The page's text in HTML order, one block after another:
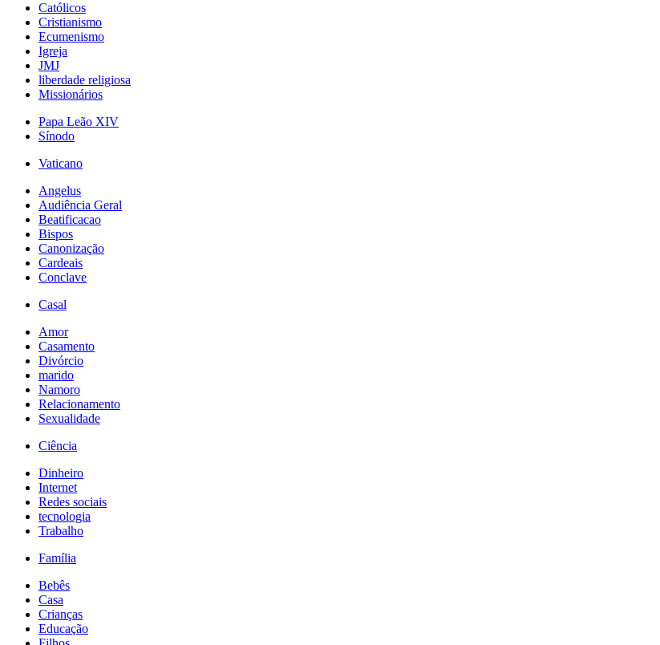
Católicos
Cristianismo
Ecumenismo
Igreja
JMJ
liberdade religiosa
Missionários
Papa Leão XIV
Sínodo
Vaticano
Angelus
Audiência Geral
Beatificacao
Bispos
Canonização
Cardeais
Conclave
Casal
Amor
Casamento
Divórcio
marido
Namoro
Relacionamento
Sexualidade
Ciência
Dinheiro
Internet
Redes sociais
tecnologia
Trabalho
Família
Bebês
Casa
Crianças
Educação